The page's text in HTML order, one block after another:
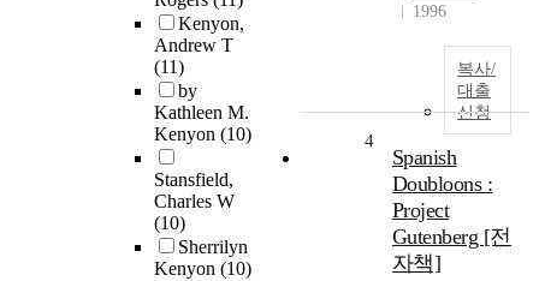
Kenyon,
Andrew T
(11)
by
Kathleen M.
Kenyon (10)
Stansfield,
Charles W
(10)
Sherrilyn
Kenyon (10)
1996
복사/
대출
신청
4
Spanish
Doubloons :
Project
Gutenberg [전
자책]